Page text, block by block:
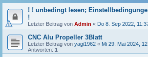
! ! unbedingt lesen;
!
Letzter Beitrag von Admin « Do 8. Sep 2022,
CNC Alu Propeller 3Blatt
Letzter Beitrag von yagi1962 « Mi 29. Mai 2024,
Antworten: 1